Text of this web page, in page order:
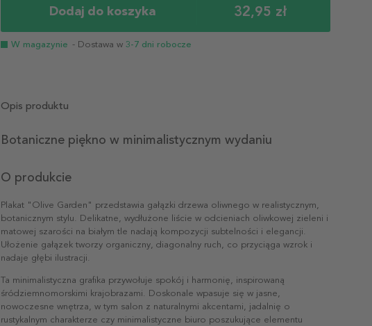
Dodaj do koszyka 32,95 zł
W magazynie - Dostawa w 3-7 dni robocze
Opis produktu
Botaniczne piękno w minimalistycznym wydaniu
O produkcie
Plakat "Olive Garden" przedstawia gałązki drzewa oliwnego w realistycznym,
botanicznym stylu. Delikatne, wydłużone liście w odcieniach oliwkowej zieleni i
matowej szarości na białym tle nadają kompozycji subtelności i elegancji.
Ułożenie gałązek tworzy organiczny, diagonalny ruch, co przyciąga wzrok i
nadaje głębi ilustracji.
Ta minimalistyczna grafika przywołuje spokój i harmonię, inspirowaną
śródziemnomorskimi krajobrazami. Doskonale wpasuje się w jasne,
nowoczesne wnętrza, w tym salon z naturalnymi akcentami, jadalnię o
rustykalnym charakterze czy minimalistyczne biuro poszukujące elementu